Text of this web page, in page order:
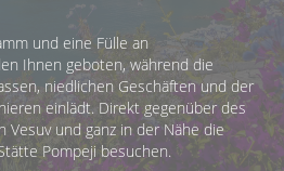
und eine Fülle an
Ihnen geboten, während die
niedlichen Geschäften und der
einlädt. Direkt gegenüber des
Vesuv und ganz in der Nähe die
Pompeji besuchen.